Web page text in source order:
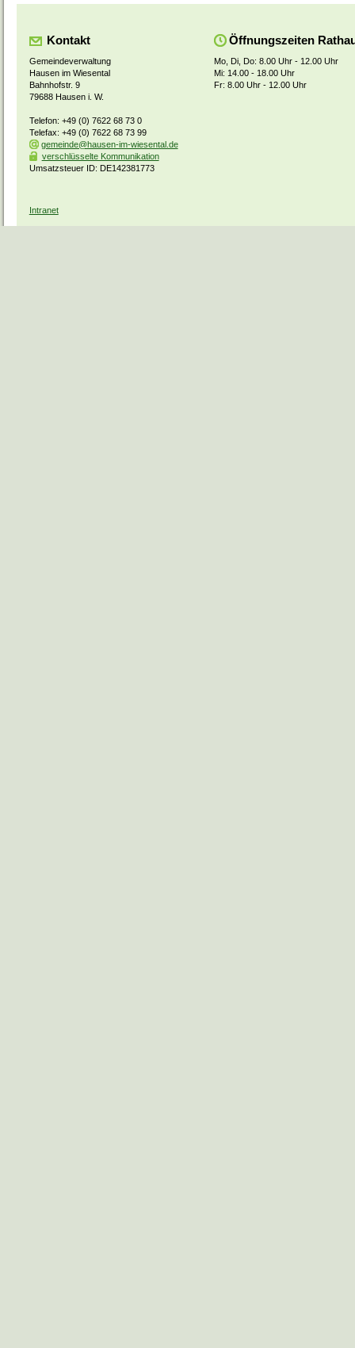
Kontakt
Gemeindeverwaltung
Hausen im Wiesental
Bahnhofstr. 9
79688 Hausen i. W.
Telefon: +49 (0) 7622 68 73 0
Telefax: +49 (0) 7622 68 73 99
gemeinde@hausen-im-wiesental.de
verschlüsselte Kommunikation
Umsatzsteuer ID: DE142381773
Öffnungszeiten
Mo, Di, Do: 8.00 Uhr - 12.00 Uhr
Mi: 14.00 - 18.00 Uhr
Fr: 8.00 Uhr - 12.00 Uhr
Intranet